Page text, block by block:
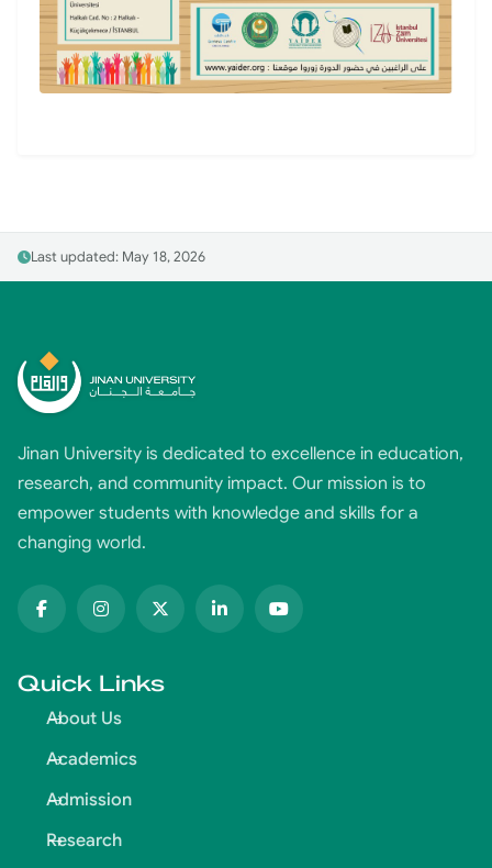
Last updated: May 18, 2026
Jinan University is dedicated to excellence in education,
research, and community impact. Our mission is to
empower students with knowledge and skills for a
changing world.
Quick Links
About Us
Academics
Admission
Research